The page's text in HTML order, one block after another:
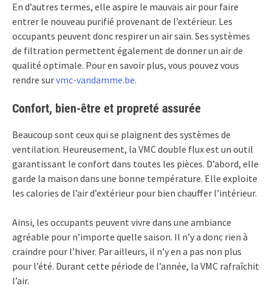
En d’autres termes, elle aspire le mauvais air pour faire
entrer le nouveau purifié provenant de l’extérieur. Les
occupants peuvent donc respirer un air sain. Ses systèmes
de filtration permettent également de donner un air de
qualité optimale. Pour en savoir plus, vous pouvez vous
rendre survmc-vandamme.be.
Confort, bien-être et propreté assurée
Beaucoup sont ceux qui se plaignent des systèmes de
ventilation. Heureusement, la VMC double flux est un outil
garantissant le confort dans toutes les pièces. D’abord, elle
garde la maison dans une bonne température. Elle exploite
les calories de l’air d’extérieur pour bien chauffer l’intérieur.
Ainsi, les occupants peuvent vivre dans une ambiance
agréable pour n’importe quelle saison. Il n’y a donc rien à
craindre pour l’hiver. Par ailleurs, il n’y en a pas non plus
pour l’été. Durant cette période de l’année, la VMC rafraîchit
l’air.